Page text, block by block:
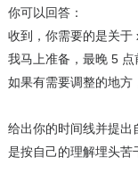
你可以回答：
收到，你需要的是关于
我马上准备，最晚 5 点
如果有需要调整的地方
给出你的时间线并提出
是按自己的理解埋头苦